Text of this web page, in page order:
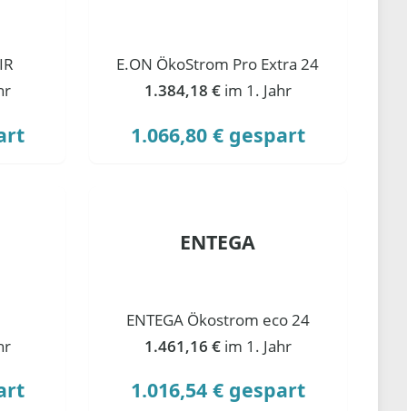
E.ON ÖkoStrom Pro Extra 24
1.384,18 € im 1. Jahr
1.066,80 € gespart
ENTEGA
ENTEGA Ökostrom eco 24
1.461,16 € im 1. Jahr
1.016,54 € gespart